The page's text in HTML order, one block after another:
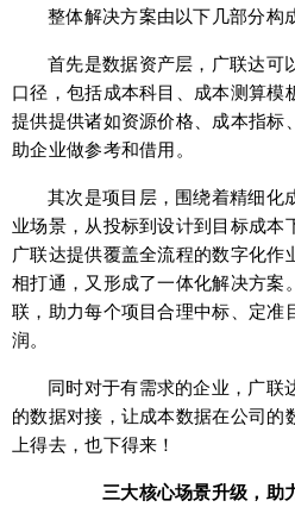
整体解决方案由以下几部分构
首先是数据资产层，广联达可
口径，包括成本科目、成本测算模
提供提供诸如资源价格、成本指标
助企业做参考和借用。
其次是项目层，围绕着精细化
业场景，从投标到设计到目标成本
广联达提供覆盖全流程的数字化作
相打通，又形成了一体化解决方案
联，助力每个项目合理中标、定准
润。
同时对于有需求的企业，广联
的数据对接，让成本数据在公司的
上得去，也下得来！
三大核心场景升级，助